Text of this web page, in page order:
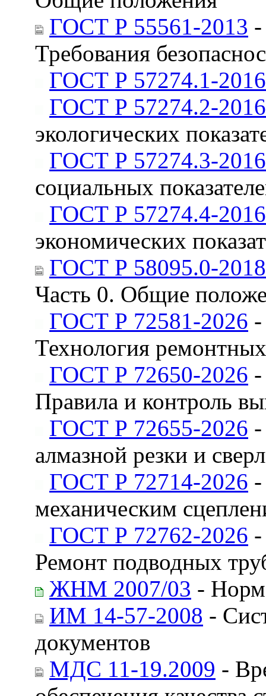
ГОСТ Р 55561-2013
Требования
ГОСТ Р 57274.1-2016
ГОСТ Р 57274.2-2016
экологических
ГОСТ Р 57274.3-2016
социальных
ГОСТ Р 57274.4-2016
экономических
ГОСТ Р 58095.0-2018
Часть 0. Общие
ГОСТ Р 72581-2026
Технология
ГОСТ Р 72650-2026
Правила и контроль
ГОСТ Р 72655-2026
алмазной резки и
ГОСТ Р 72714-2026
механическим
ГОСТ Р 72762-2026
Ремонт подводных
ЖНМ 2007/03 -
ИМ 14-57-2008 -
документов
МДС 11-19.2009 -